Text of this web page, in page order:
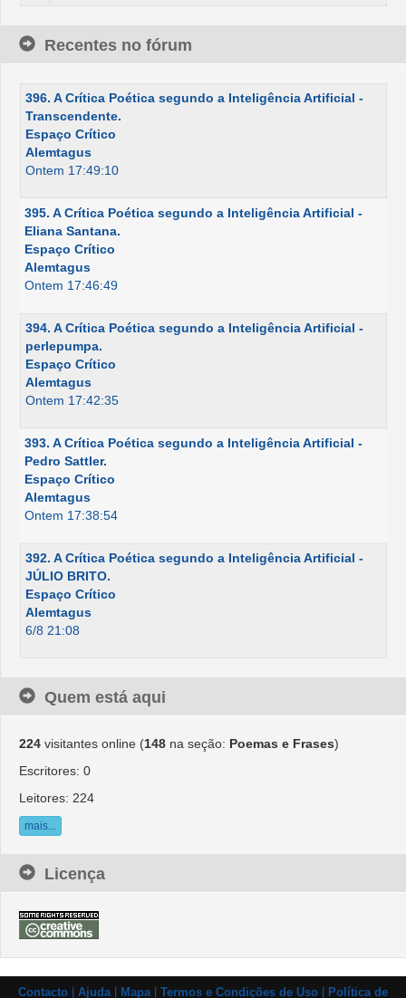
Recentes no fórum
396. A Crítica Poética segundo a Inteligência Artificial -
Transcendente.
Espaço Crítico
Alemtagus
Ontem 17:49:10
395. A Crítica Poética segundo a Inteligência Artificial -
Eliana Santana.
Espaço Crítico
Alemtagus
Ontem 17:46:49
394. A Crítica Poética segundo a Inteligência Artificial -
perlepumpa.
Espaço Crítico
Alemtagus
Ontem 17:42:35
393. A Crítica Poética segundo a Inteligência Artificial -
Pedro Sattler.
Espaço Crítico
Alemtagus
Ontem 17:38:54
392. A Crítica Poética segundo a Inteligência Artificial -
JÚLIO BRITO.
Espaço Crítico
Alemtagus
6/8 21:08
Quem está aqui
224 visitantes online (148 na seção: Poemas e Frases)
Escritores: 0
Leitores: 224
mais...
Licença
Contacto Ajuda| Mapa| Termos e Condições de Uso Política de